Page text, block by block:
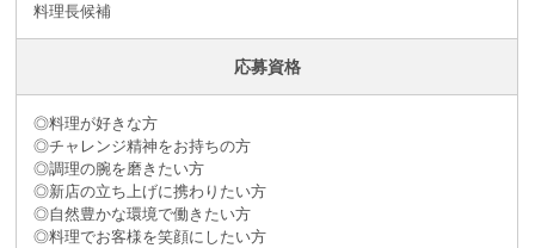
料理長候補
応募資格
◎料理が好きな方
◎チャレンジ精神をお持ちの方
◎調理の腕を磨きたい方
◎新店の立ち上げに携わりたい方
◎自然豊かな環境で働きたい方
◎料理でお客様を笑顔にしたい方